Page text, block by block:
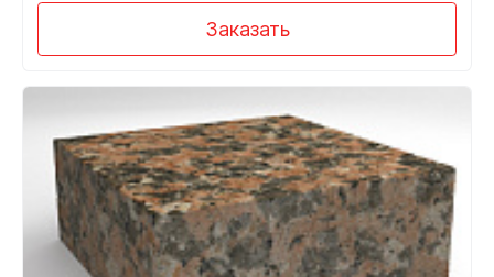
Заказать